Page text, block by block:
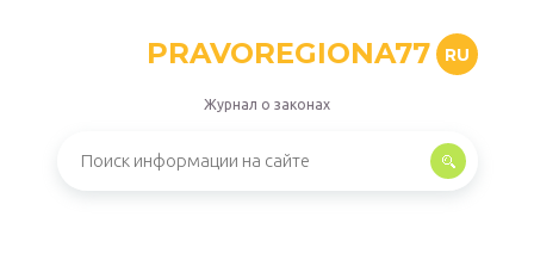
PRAVOREGIONA77 RU
Журнал о законах